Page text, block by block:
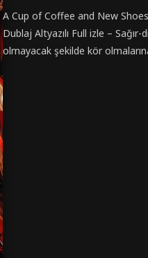
A Cup of Coffee and New
Dublaj Altyazılı Full izle –
olmayacak şekilde kör